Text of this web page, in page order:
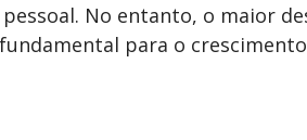
No entanto, o maior
para o